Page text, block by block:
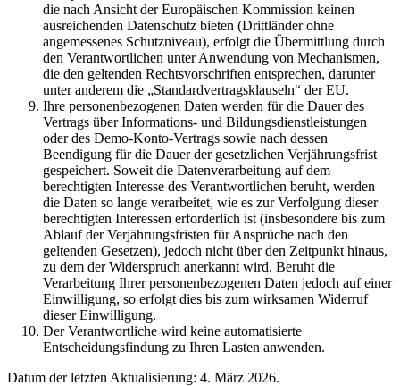
die nach Ansicht der Europäischen Kommission keinen
ausreichenden Datenschutz bieten (Drittländer ohne
angemessenes Schutzniveau), erfolgt die Übermittlung durch
den Verantwortlichen unter Anwendung von Mechanismen,
die den geltenden Rechtsvorschriften entsprechen, darunter
unter anderem die „Standardvertragsklauseln“ der EU.
Ihre personenbezogenen Daten werden für die Dauer des
Vertrags über Informations- und Bildungsdienstleistungen
oder des Demo-Konto-Vertrags sowie nach dessen
Beendigung für die Dauer der gesetzlichen Verjährungsfrist
gespeichert. Soweit die Datenverarbeitung auf dem
berechtigten Interesse des Verantwortlichen beruht, werden
die Daten so lange verarbeitet, wie es zur Verfolgung dieser
berechtigten Interessen erforderlich ist (insbesondere bis zum
Ablauf der Verjährungsfristen für Ansprüche nach den
geltenden Gesetzen), jedoch nicht über den Zeitpunkt hinaus,
zu dem der Widerspruch anerkannt wird. Beruht die
Verarbeitung Ihrer personenbezogenen Daten jedoch auf einer
Einwilligung, so erfolgt dies bis zum wirksamen Widerruf
dieser Einwilligung.
Der Verantwortliche wird keine automatisierte
Entscheidungsfindung zu Ihren Lasten anwenden.
Datum der letzten Aktualisierung: 4. März 2026.